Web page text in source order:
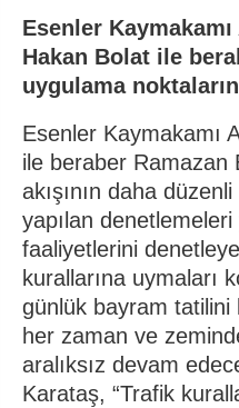
Esenler
Hakan Bolat ile
uygulama
Esenler Kaymakamı
ile beraber Ramazan
akışının daha
yapılan
faaliyetlerini
kurallarına uymaları
günlük bayram tatilini
her zaman ve
aralıksız devam
Karataş, “Trafik